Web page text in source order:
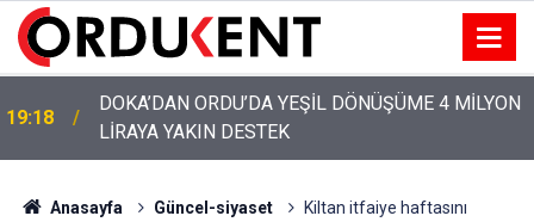
12:46
YENİ PARTİ’NİN ORDU’DAKİ 69 KİŞİLİK KURUCU
KADROSU AÇIKLANDI
Anasayfa Güncel-siyaset
Kiltan itfaiye haftasını